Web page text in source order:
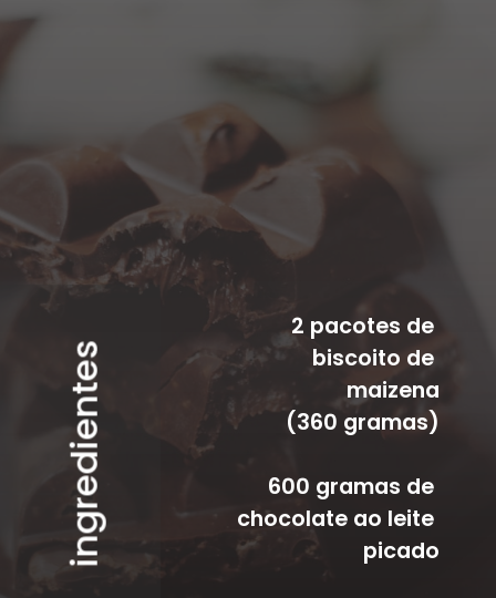
2 pacotes de
biscoito de
maizena
(360 gramas)
600 gramas de
chocolate ao leite
picado
ingredientes